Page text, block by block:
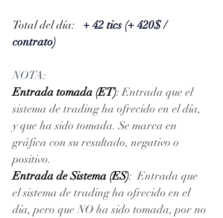
Total del día:
+ 42 tics (+ 420$ /
contrato)
NOTA:
Entrada tomada (ET): Entrada que el
sistema de trading ha ofrecido en el día,
y que ha sido tomada. Se marca en
gráfica con su resultado, negativo o
positivo.
Entrada de Sistema (ES):  Entrada que
el sistema de trading ha ofrecido en el
día, pero que NO ha sido tomada, por no